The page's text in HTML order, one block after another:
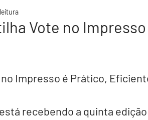
Vote no
Impresso é Prático,
recebendo a quinta